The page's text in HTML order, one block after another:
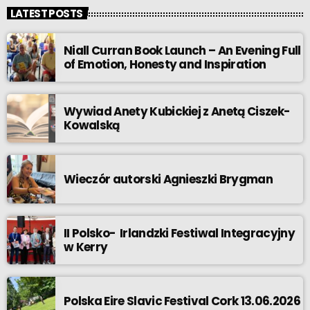
LATEST POSTS
Niall Curran Book Launch – An Evening Full
of Emotion, Honesty and Inspiration
Wywiad Anety Kubickiej z Anetą Ciszek-
Kowalską
Wieczór autorski Agnieszki Brygman
II Polsko- Irlandzki Festiwal Integracyjny
w Kerry
Polska Eire Slavic Festival Cork 13.06.2026